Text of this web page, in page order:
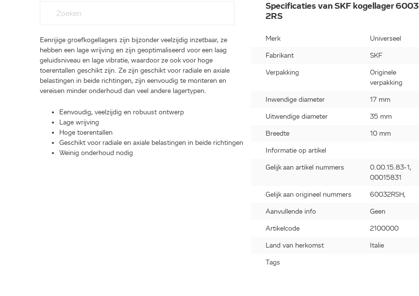
Eenrijige groefkogellagers zijn bijzonder veelzijdig inzetbaar, ze
hebben een lage wrijving en zijn geoptimaliseerd voor een laag
geluidsniveau en lage vibratie, waardoor ze ook voor hoge
toerentallen geschikt zijn. Ze zijn geschikt voor radiale en axiale
belastingen in beide richtingen, zijn eenvoudig te monteren en
vereisen minder onderhoud dan veel andere lagertypen.
Eenvoudig, veelzijdig en robuust ontwerp
Lage wrijving
Hoge toerentallen
Geschikt voor radiale en axiale belastingen in beide richtingen
Weinig onderhoud nodig
Specificaties van SKF kogellager 6003
2RS
Merk Universeel
Fabrikant SKF
Verpakking
Originele
verpakking
Inwendige diameter 17 mm
Uitwendige diameter 35 mm
Breedte 10 mm
Informatie op artikel
Gelijk aan artikel nummers
0.00.15.83-1,
00015831
Gelijk aan origineel nummers 60032RSH,
Aanvullende info Geen
Artikelcode 2100000
Land van herkomst Italie
Tags